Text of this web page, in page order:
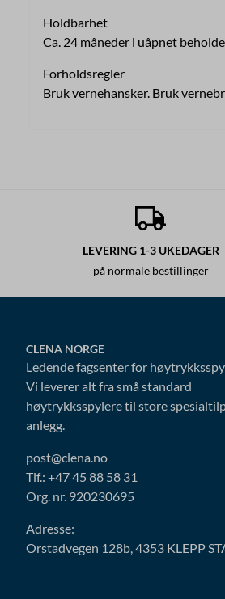
Holdbarhet
Ca. 24 måneder i uåpnet
Forholdsregler
Bruk vernehansker. Bruk
LEVERING 1-3 UKEDAGER
på normale bestillinger
CLENA NORGE
Ledende fagsenter for
Vi leverer alt fra små standard
høytrykksspylere til store
anlegg.
post@clena.no
Tlf.: +47 45 88 58 31
Org. nr. 920230695
Adresse:
Orstadvegen 128b, 4353 KLEPP